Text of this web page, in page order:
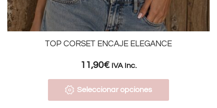
TOP CORSET ENCAJE ELEGANCE
11,90€ IVA Inc.
Seleccionar opciones